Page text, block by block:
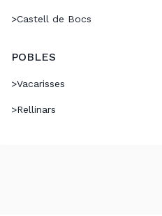
>Castell de Bocs
POBLES
>Vacarisses
>Rellinars